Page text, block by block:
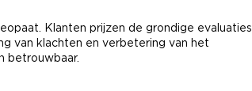
Klanten prijzen de grondige evaluaties,
van klachten en verbetering van het
betrouwbaar.